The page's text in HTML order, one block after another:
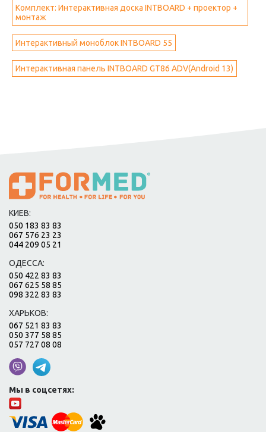
Комплект: Интерактивная доска INTBOARD + проектор +
монтаж
Интерактивный моноблок INTBOARD 55
Интерактивная панель INTBOARD GT86 ADV(Android 13)
КИЕВ:
050 183 83 83
067 576 23 23
044 209 05 21
ОДЕССА:
050 422 83 83
067 625 58 85
098 322 83 83
ХАРЬКОВ:
067 521 83 83
050 377 58 85
057 727 08 08
Мы в соцсетях: